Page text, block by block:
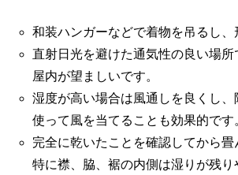
和装ハンガーなどで着物を吊るし、
直射日光を避けた通気性の良い場所
屋内が望ましいです。
湿度が高い場合は風通しを良くし、
使って風を当てることも効果的です
完全に乾いたことを確認してから畳
特に襟、脇、裾の内側は湿りが残り